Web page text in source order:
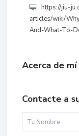
https://jiu-
articles/wiki/
And-What-To-
Acerca de mí
Contacte a